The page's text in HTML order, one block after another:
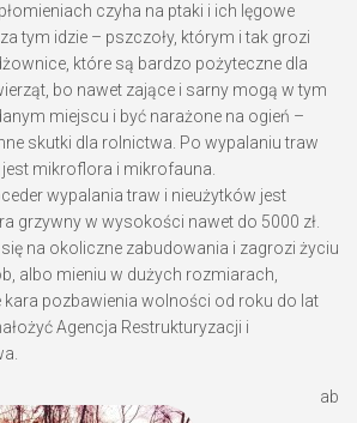
czyha na ptaki i ich lęgowe
tym idzie – pszczoły, którym i tak grozi
które są bardzo pożyteczne dla
bo nawet zające i sarny mogą w tym
miejscu i być narażone na ogień –
skutki dla rolnictwa. Po wypalaniu traw
mikroflora i mikrofauna.
wypalania traw i nieużytków jest
grzywny w wysokości nawet do 5000 zł.
na okoliczne zabudowania i zagrozi życiu
albo mieniu w dużych rozmiarach,
pozbawienia wolności od roku do lat
Agencja Restrukturyzacji i
ab